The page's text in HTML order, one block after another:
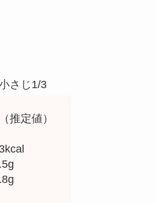
さじ1/3
推定値）